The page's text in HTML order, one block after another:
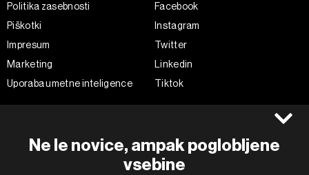
Ne le novice, ampak poglobljene
vsebine
Politika zasebnosti
Piškotki
Impresum
Marketing
Uporaba umetne inteligence
Facebook
Instagram
Twitter
Linkedin
Tiktok
the BLOOMBERG logo are registered trademarks and service marks of
Bloomberg Finance L.P. or its subsidiaries, displayed with permission
Bloomberg Adria is a Mtel Swiss SA Property